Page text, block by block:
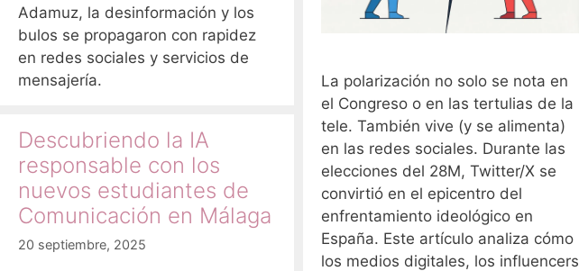
Adamuz, la desinformación y los
bulos se propagaron con rapidez
en redes sociales y servicios de
mensajería.
La polarización no solo se nota en
el Congreso o en las tertulias de la
tele. También vive (y se alimenta)
en las redes sociales. Durante las
elecciones del 28M, Twitter/X se
convirtió en el epicentro del
enfrentamiento ideológico en
España. Este artículo analiza cómo
los medios digitales, los influencers
Descubriendo la IA
responsable con los
nuevos estudiantes de
Comunicación en Málaga
20 septiembre, 2025